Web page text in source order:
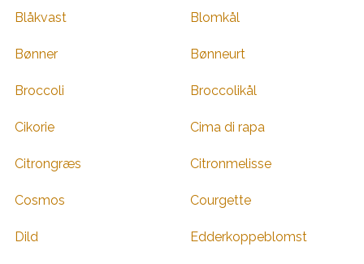
Blåkvast Blomkål
Bønner Bønneurt
Broccoli Broccolikål
Cikorie Cima di rapa
Citrongræs Citronmelisse
Cosmos Courgette
Dild Edderkoppeblomst